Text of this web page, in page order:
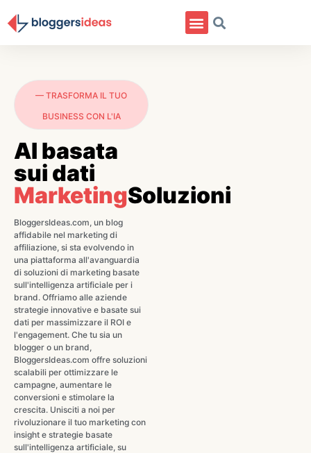
— TRASFORMA IL TUO
BUSINESS CON L'IA
AI basata
sui dati
MarketingSoluzioni
BloggersIdeas.com, un blog
affidabile nel marketing di
affiliazione, si sta evolvendo in
una piattaforma all'avanguardia
di soluzioni di marketing basate
sull'intelligenza artificiale per i
brand. Offriamo alle aziende
strategie innovative e basate sui
dati per massimizzare il ROI e
l'engagement. Che tu sia un
blogger o un brand,
BloggersIdeas.com offre soluzioni
scalabili per ottimizzare le
campagne, aumentare le
conversioni e stimolare la
crescita. Unisciti a noi per
rivoluzionare il tuo marketing con
insight e strategie basate
sull'intelligenza artificiale, su